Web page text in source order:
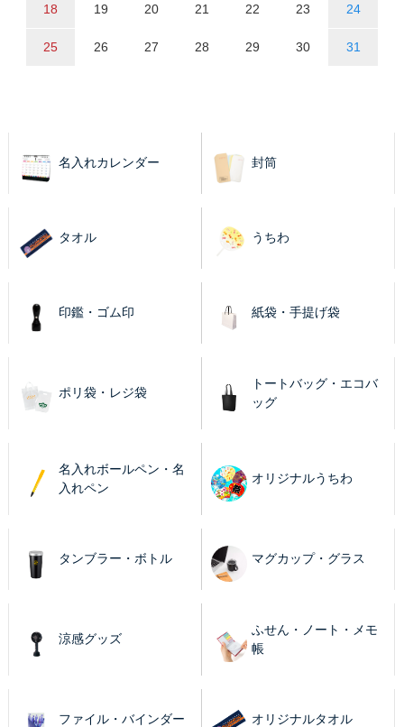
18 19 20 21 22 23 24
25 26 27 28 29 30 31
名入れカレンダー 封筒
タオル うちわ
印鑑・ゴム印 紙袋・手提げ袋
ポリ袋・レジ袋
トートバッグ・エコバ
ッグ
名入れボールペン・名
入れペン
オリジナルうちわ
タンブラー・ボトル マグカップ・グラス
涼感グッズ
ふせん・ノート・メモ
帳
ファイル・バインダー オリジナルタオル